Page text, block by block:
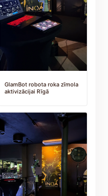
GlamBot robota roka zīmola
aktivizācijai Rīgā